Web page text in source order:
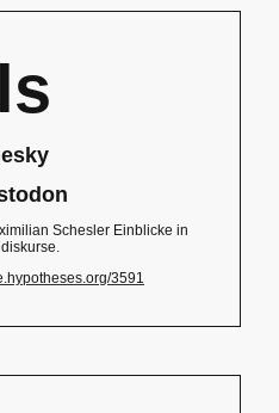
Schesler Einblicke in
3591